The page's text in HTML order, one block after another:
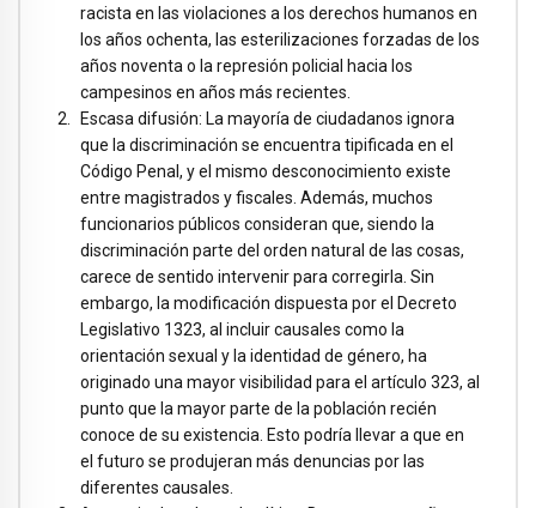
racista en las violaciones a los derechos humanos en
los años ochenta, las esterilizaciones forzadas de los
años noventa o la represión policial hacia los
campesinos en años más recientes.
Escasa difusión: La mayoría de ciudadanos ignora
que la discriminación se encuentra tipificada en el
Código Penal, y el mismo desconocimiento existe
entre magistrados y fiscales. Además, muchos
funcionarios públicos consideran que, siendo la
discriminación parte del orden natural de las cosas,
carece de sentido intervenir para corregirla. Sin
embargo, la modificación dispuesta por el Decreto
Legislativo 1323, al incluir causales como la
orientación sexual y la identidad de género, ha
originado una mayor visibilidad para el artículo 323, al
punto que la mayor parte de la población recién
conoce de su existencia. Esto podría llevar a que en
el futuro se produjeran más denuncias por las
diferentes causales.